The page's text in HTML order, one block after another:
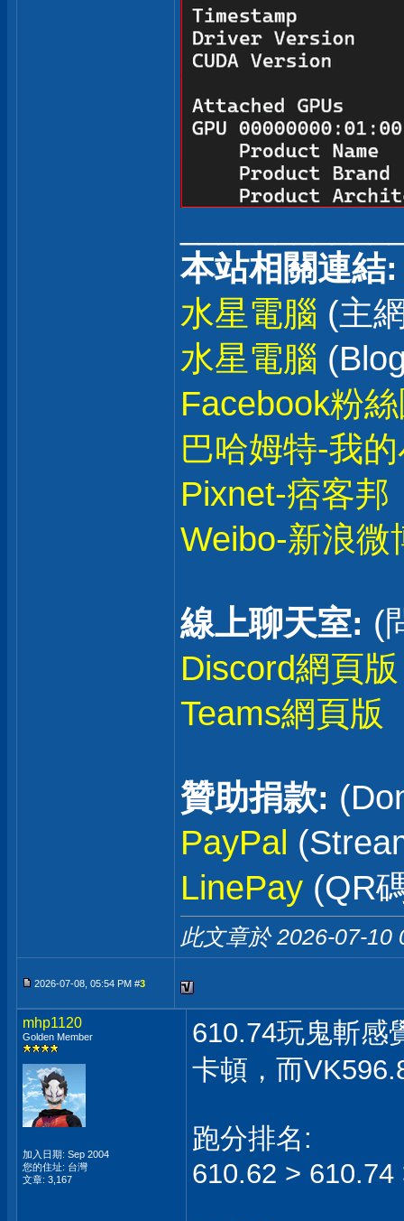
本站相關連結:
水星電腦 (主
水星電腦
Facebook粉
巴哈姆特-我
Pixnet-痞客邦
Weibo-新浪微
線上聊天室: (
Discord網頁版
Teams網頁版
贊助捐款:
PayPal
LinePay (QR
此文章於 2026-07-10
2026-07-08, 05:54 PM #3
mhp1120
Golden Member
加入日期: Sep 2004
您的住址: 台灣
文章: 3,167
610.74玩鬼斬感
卡頓，而
跑分排名:
610.62 >